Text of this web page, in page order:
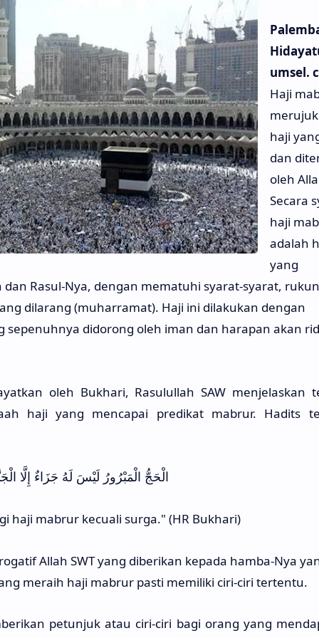
umsel.
Haji
haji
dan
oleh
Secara
haji
adalah
yang
Rasul-Nya, dengan mematuhi syarat-syarat,
dilarang (muharramat). Haji ini dilakukan dengan
sepenuhnya didorong oleh iman dan harapan akan
oleh Bukhari, Rasulullah SAW menjelaskan
haji yang mencapai predikat mabrur. Hadits
الْحَجُّ الْمَبْرُورُ لَيْسَ لَهُ جَزَاءٌ إِلَّا
haji mabrur kecuali surga." (HR Bukhari)
Allah SWT yang diberikan kepada hamba-Nya
meraih haji mabrur pasti memiliki ciri-ciri tertentu.
petunjuk atau ciri-ciri bagi orang yang